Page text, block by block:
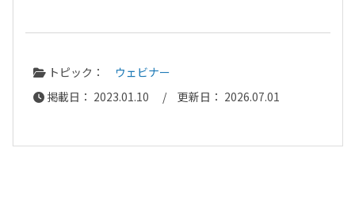
トピック：
ウェビナー
掲載日： 2023.01.10 / 更新日： 2026.07.01